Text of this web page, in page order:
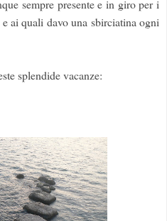
sempre presente e in giro per i
ai quali davo una sbirciatina ogni
splendide vacanze: